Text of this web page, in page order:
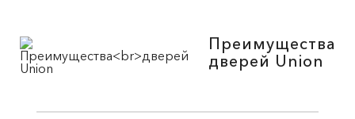
Преимущества
дверей Union